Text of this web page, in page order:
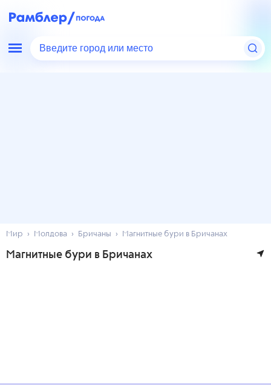
Введите город или место
Мир Молдова Бричаны Магнитные бури в Бричанах
Магнитные бури в Бричанах